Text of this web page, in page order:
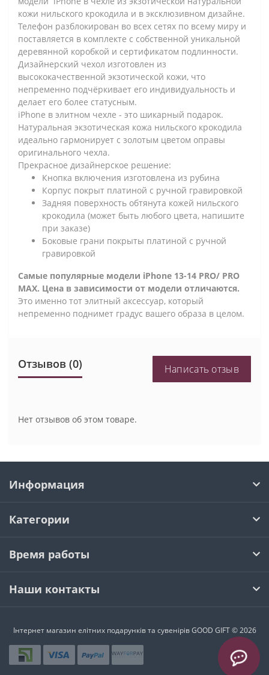
кожи нильского крокодила и в эксклюзивном дизайне.
Телефон разблокирован во всех сетях по всему миру и
поставляется в комплекте с собственной уникальной
деревянной коробкой и сертификатом подлинности.
Дизайнерский чехол изготовлен из
высококачественной экзотической кожи, что
непременно подчёркивает его индивидуальность и
делает его более статусным.
iPhone в элитном чехле - это шикарный подарок.
Натуральная экзотическая кожа нильского крокодила
идеально гармонирует с золотым цветом оправы
оригинального чехла.
Прекрасное дизайнерское решение:
Кнопка включения изготовлена из рубина
Корпус покрыт платиной с ручной гравировкой
Задняя поверхность обтянута кожей нильского
крокодила (может быть любого цвета, напишите
при заказе)
Боковые грани покрыты платиной с ручной
гравировкой
Самые популярные модели iPhone 13-14 PRO/ PRO
MAX. Цена в зависимости от модели отличаются.
Это именно тот элитный аксессуар, который
непременно поднимет градус вашего образа в целом.
Отзывов (0) Написать отзыв
Нет отзывов об этом товаре.
Информация
Категории
Время работы
Наши контакты
Інтернет магазин елітних подарунків та сувенірів GOOD GIFT © 2026